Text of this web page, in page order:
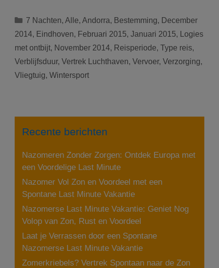
tussen
november
en
februari:
8
Categorieën
7 Nachten, Alle, Andorra, Bestemming, December
2014, Eindhoven, Februari 2015, Januari 2015,
Logies
met ontbijt, November 2014, Reisperiode, Type reis,
Verblijfsduur, Vertrek Luchthaven, Vervoer, Verzorging,
Vliegtuig, Wintersport
Recente berichten
Nazomeren Zonder Zorgen: Ontdek Europa met
een Voordelige Last Minute
Nazomer Vol Zon en Voordeel met een
Spontane Last Minute Vakantie
Nazomerse Last Minute Vakantie: Geniet Nog
Volop van Zon, Rust en Voordeel
Laat je Verrassen door een Spontane
Nazomerse Last Minute Vakantie
Zomerkriebels? Vertrek Spontaan naar de Zon